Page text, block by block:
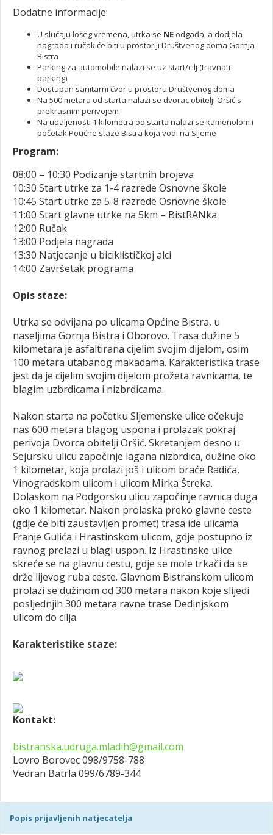
Dodatne informacije:
U slučaju lošeg vremena, utrka se NE odgađa, a dodjela
nagrada i ručak će biti u prostoriji Društvenog doma Gornja
Bistra
Parking za automobile nalazi se uz start/cilj (travnati
parking)
Dostupan sanitarni čvor u prostoru Društvenog doma
Na 500 metara od starta nalazi se dvorac obitelji Oršić s
prekrasnim perivojem
Na udaljenosti 1 kilometra od starta nalazi se kamenolom i
početak Poučne staze Bistra koja vodi na Sljeme
Program:
08:00 – 10:30 Podizanje startnih brojeva
10:30 Start utrke za 1-4 razrede Osnovne škole
10:45 Start utrke za 5-8 razrede Osnovne škole
11:00 Start glavne utrke na 5km – BistRANka
12:00 Ručak
13:00 Podjela nagrada
13:30 Natjecanje u biciklističkoj alci
14:00 Završetak programa
Opis staze:
Utrka se odvijana po ulicama Općine Bistra, u
naseljima Gornja Bistra i Oborovo. Trasa dužine 5
kilometara je asfaltirana cijelim svojim dijelom, osim
100 metara utabanog makadama. Karakteristika trase
jest da je cijelim svojim dijelom prožeta ravnicama, te
blagim uzbrdicama i nizbrdicama.
Nakon starta na početku Sljemenske ulice očekuje
nas 600 metara blagog uspona i prolazak pokraj
perivoja Dvorca obitelji Oršić. Skretanjem desno u
Sejursku ulicu započinje lagana nizbrdica, dužine oko
1 kilometar, koja prolazi još i ulicom braće Radića,
Vinogradskom ulicom i ulicom Mirka Štreka.
Dolaskom na Podgorsku ulicu započinje ravnica duga
oko 1 kilometar. Nakon prolaska preko glavne ceste
(gdje će biti zaustavljen promet) trasa ide ulicama
Franje Gulića i Hrastinskom ulicom, gdje postupno iz
ravnog prelazi u blagi uspon. Iz Hrastinske ulice
skreće se na glavnu cestu, gdje se mole trkači da se
drže lijevog ruba ceste. Glavnom Bistranskom ulicom
prolazi se dužinom od 300 metara nakon koje slijedi
posljednjih 300 metara ravne trase Dedinjskom
ulicom do cilja.
Karakteristike staze:
Kontakt:
bistranska.udruga.mladih@gmail.com
Lovro Borovec 098/9758-788
Vedran Batrla 099/6789-344
Popis prijavljenih natjecatelja